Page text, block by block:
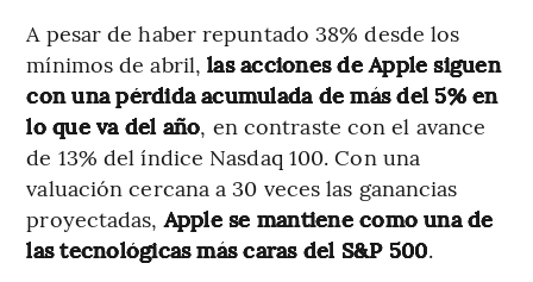
A pesar de haber repuntado 38% desde los
mínimos de abril,las acciones de Apple siguen
con una pérdida acumulada de más del 5% en
lo que va del año, en contraste con el avance
de 13% del índice Nasdaq 100. Con una
valuación cercana a 30 veces las ganancias
proyectadas,Apple se mantiene como una de
las tecnológicas más caras del S&P 500.